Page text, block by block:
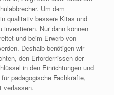
Um dem
qualitativ bessere Kitas und
investieren. Nur dann können
und beim Erwerb von
Deshalb benötigen wir
den Erfordernissen der
in den Einrichtungen und
pädagogische Fachkräfte,
verlassen.